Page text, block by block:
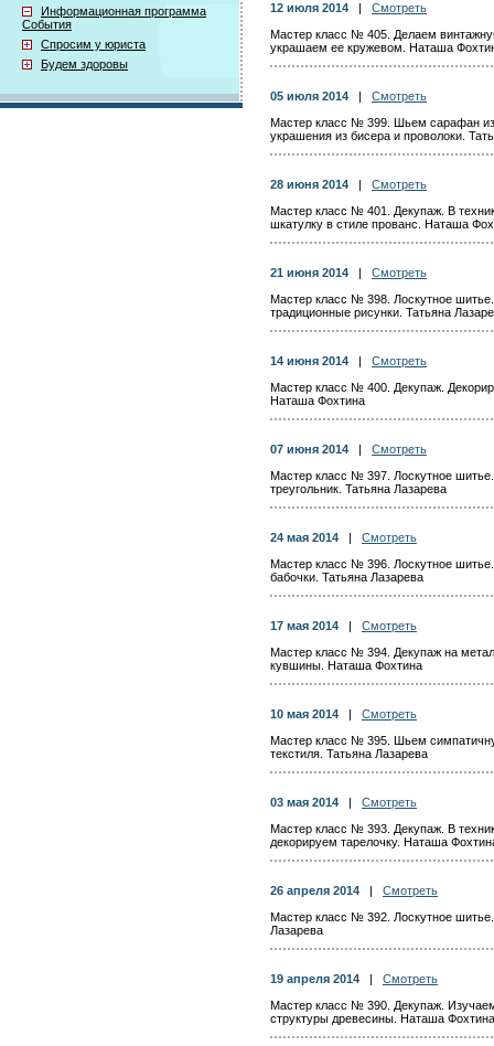
Информационная программа
События
Спросим у юриста
Будем здоровы
12 июля 2014
Смотреть
Мастер класс № 405. Делаем
украшаем ее кружевом. Наташа
05 июля 2014
Смотреть
Мастер класс № 399. Шьем сарафан
украшения из бисера и проволоки.
28 июня 2014
Смотреть
Мастер класс № 401. Декупаж. В
шкатулку в стиле прованс. Наташа
21 июня 2014
Смотреть
Мастер класс № 398. Лоскутное
традиционные рисунки. Татьяна
14 июня 2014
Смотреть
Мастер класс № 400. Декупаж.
Наташа Фохтина
07 июня 2014
Смотреть
Мастер класс № 397. Лоскутное
треугольник. Татьяна Лазарева
24 мая 2014
Смотреть
Мастер класс № 396. Лоскутное
бабочки. Татьяна Лазарева
17 мая 2014
Смотреть
Мастер класс № 394. Декупаж на
кувшины. Наташа Фохтина
10 мая 2014
Смотреть
Мастер класс № 395. Шьем
текстиля. Татьяна Лазарева
03 мая 2014
Смотреть
Мастер класс № 393. Декупаж. В
декорируем тарелочку. Наташа
26 апреля 2014
Смотреть
Мастер класс № 392. Лоскутное
Лазарева
19 апреля 2014
Смотреть
Мастер класс № 390. Декупаж.
структуры древесины. Наташа Фохтина